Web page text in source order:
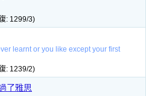
: 1299/3)
learnt or you like except your first
: 1239/2)
了雅思